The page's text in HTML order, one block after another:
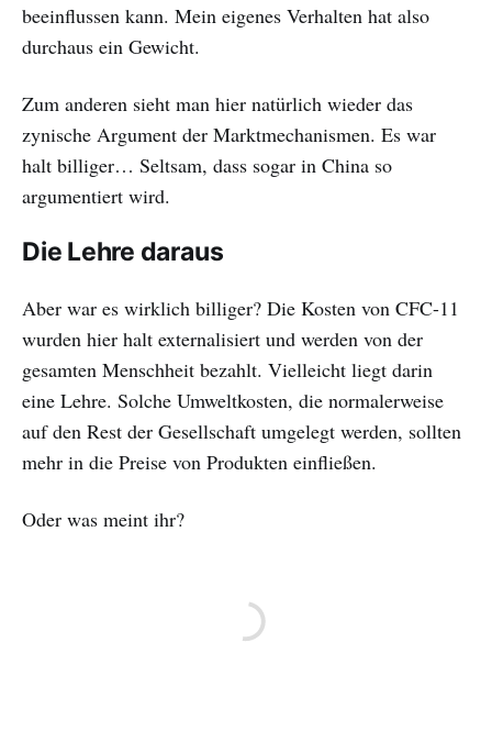
beeinflussen kann. Mein eigenes Verhalten hat also
durchaus ein Gewicht.
Zum anderen sieht man hier natürlich wieder das
zynische Argument der Marktmechanismen. Es war
halt billiger… Seltsam, dass sogar in China so
argumentiert wird.
Die Lehre daraus
Aber war es wirklich billiger? Die Kosten von CFC-11
wurden hier halt externalisiert und werden von der
gesamten Menschheit bezahlt. Vielleicht liegt darin
eine Lehre. Solche Umweltkosten, die normalerweise
auf den Rest der Gesellschaft umgelegt werden, sollten
mehr in die Preise von Produkten einfließen.
Oder was meint ihr?